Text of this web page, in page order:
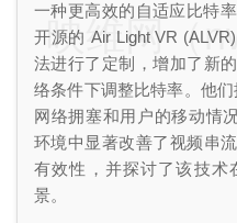
一种更高效的自适应比特
开源的 Air Light VR
法进行了定制，增加了新
络条件下调整比特率。他
网络拥塞和用户的移动情
环境中显著改善了视频串
有效性，并探讨了该技术
景。
映维网（